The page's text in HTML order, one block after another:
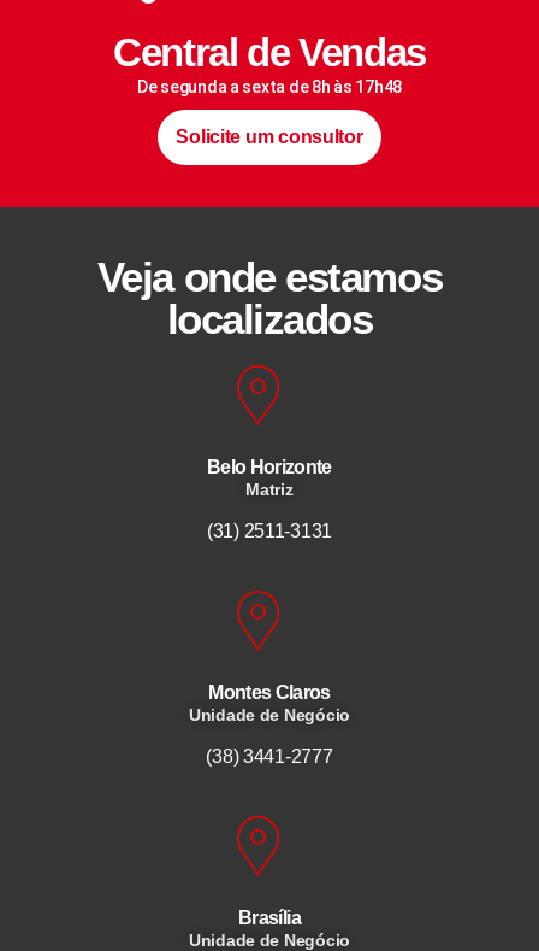
Central de Vendas
De segunda a sexta de 8h às 17h48
Solicite um consultor
Veja onde estamos
localizados
Belo Horizonte
Matriz
(31) 2511-3131
Montes Claros
Unidade de Negócio
(38) 3441-2777
Brasília
Unidade de Negócio